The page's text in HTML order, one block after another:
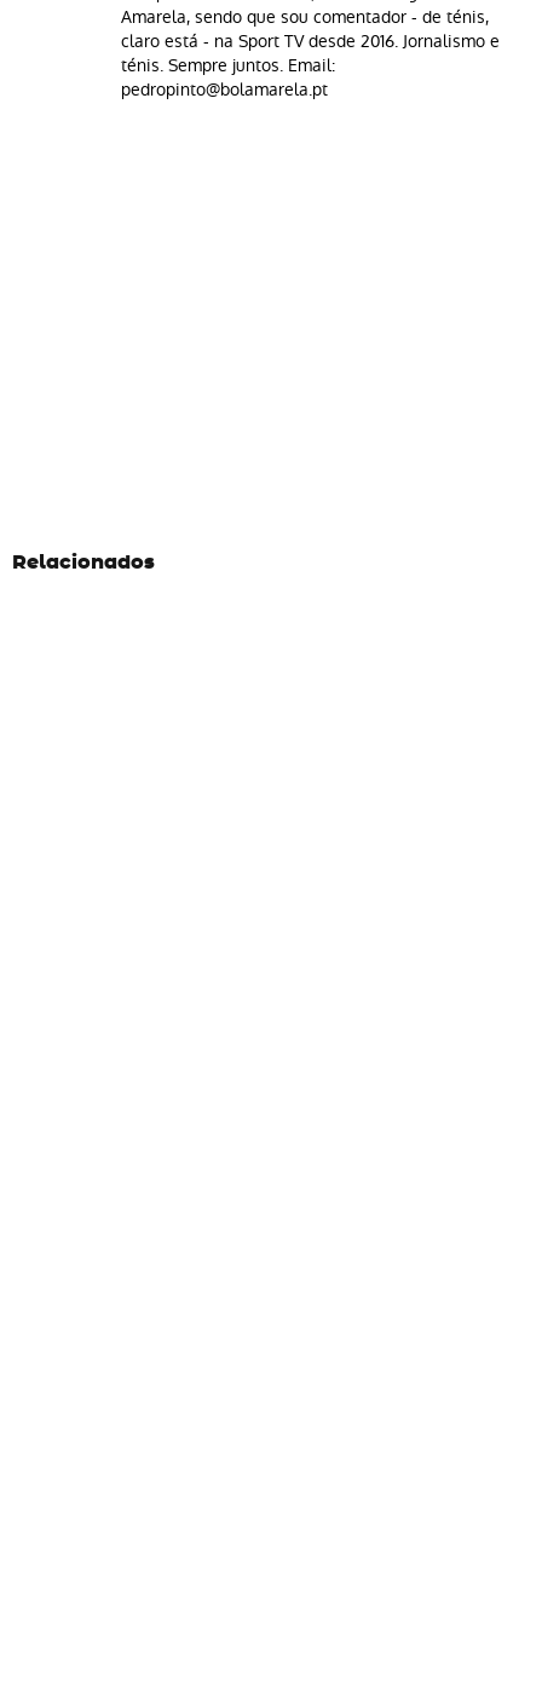
Amarela, sendo que sou comentador - de ténis,
claro está - na Sport TV desde 2016. Jornalismo e
ténis. Sempre juntos. Email:
pedropinto@bolamarela.pt
Relacionados